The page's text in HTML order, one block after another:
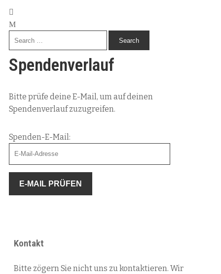
Spendenverlauf
Bitte prüfe deine E-Mail, um auf deinen
Spendenverlauf zuzugreifen.
Spenden-E-Mail:
Kontakt
Bitte zögern Sie nicht uns zu kontaktieren. Wir